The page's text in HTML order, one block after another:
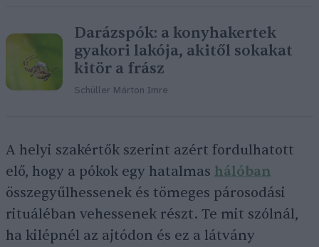
Darázspók: a konyhakertek
gyakori lakója, akitől sokakat
kitör a frász
Schüller Márton Imre
A helyi szakértők szerint azért fordulhatott
elő, hogy a pókok egy hatalmas hálóban
összegyűlhessenek és tömeges párosodási
rituáléban vehessenek részt. Te mit szólnál,
ha kilépnél az ajtódon és ez a látvány